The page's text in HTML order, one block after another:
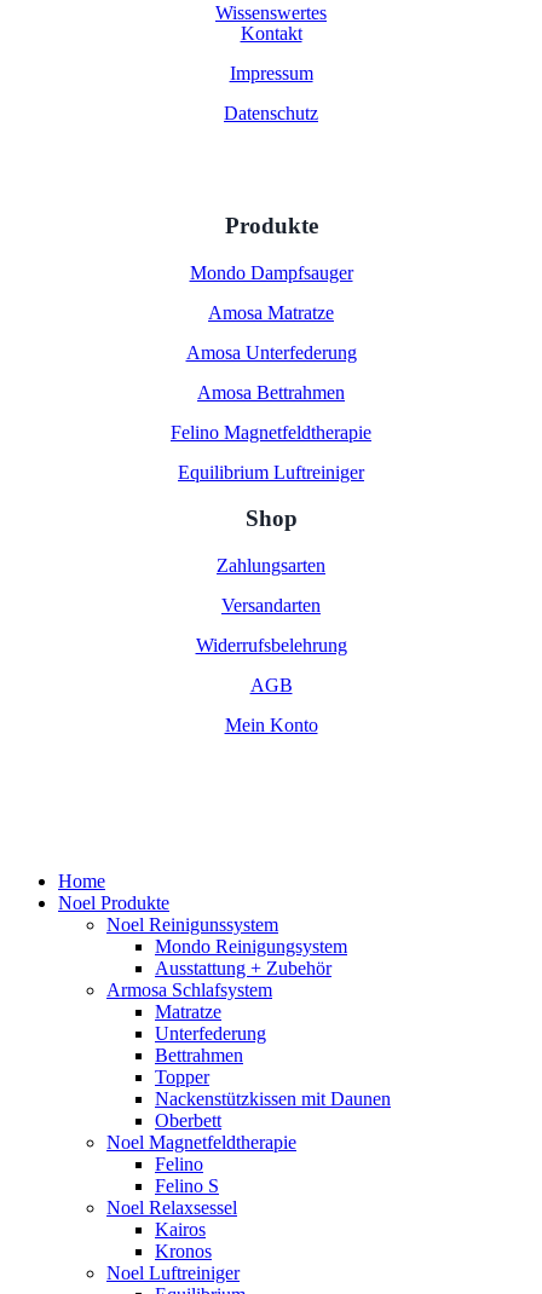
Wissenswertes
Kontakt
Impressum
Datenschutz
Produkte
Mondo Dampfsauger
Amosa Matratze
Amosa Unterfederung
Amosa Bettrahmen
Felino Magnetfeldtherapie
Equilibrium Luftreiniger
Shop
Zahlungsarten
Versandarten
Widerrufsbelehrung
AGB
Mein Konto
Close
Menu
Home
Noel Produkte
Noel Reinigunssystem
Mondo Reinigungsystem
Ausstattung + Zubehör
Armosa Schlafsystem
Matratze
Unterfederung
Bettrahmen
Topper
Nackenstützkissen mit Daunen
Oberbett
Noel Magnetfeldtherapie
Felino
Felino S
Noel Relaxsessel
Kairos
Kronos
Noel Luftreiniger